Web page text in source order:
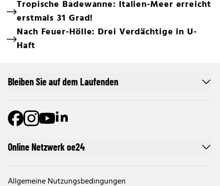
Tropische Badewanne: Italien-Meer erreicht
erstmals 31 Grad!
Nach Feuer-Hölle: Drei Verdächtige in U-
Haft
Online Netzwerk oe24
Allgemeine Nutzungsbedingungen
Bleiben Sie auf dem Laufenden